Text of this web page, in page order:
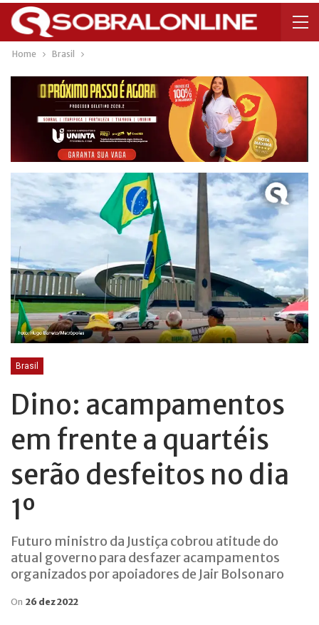
Home Brasil
Brasil
Dino: acampamentos
em frente a quartéis
serão desfeitos no dia
1º
Futuro ministro da Justiça cobrou atitude do
atual governo para desfazer acampamentos
organizados por apoiadores de Jair Bolsonaro
On 26 dez 2022